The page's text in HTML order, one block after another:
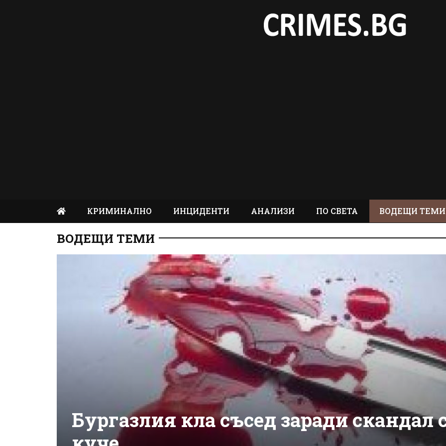
КРИМИНАЛНО ИНЦИДЕНТИ АНАЛИЗИ ПО СВЕТА ВОДЕЩИ ТЕМИ
ВОДЕЩИ ТЕМИ
Бургазлия кла съсед заради скандал